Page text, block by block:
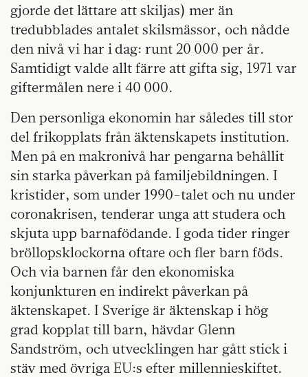
gjorde det lättare att skiljas) mer än
tredubblades antalet skilsmässor, och nådde
den nivå vi har i dag: runt 20 000 per år.
Samtidigt valde allt färre att gifta sig, 1971 var
giftermålen nere i 40 000.
Den personliga ekonomin har således till stor
del frikopplats från äktenskapets institution.
Men på en makronivå har pengarna behållit
sin starka påverkan på familjebildningen. I
kristider, som under 1990-talet och nu under
coronakrisen, tenderar unga att studera och
skjuta upp barnafödande. I goda tider ringer
bröllopsklockorna oftare och fler barn föds.
Och via barnen får den ekonomiska
konjunkturen en indirekt påverkan på
äktenskapet. I Sverige är äktenskap i hög
grad kopplat till barn, hävdar Glenn
Sandström, och utvecklingen har gått stick i
stäv med övriga EU:s efter millennieskiftet.